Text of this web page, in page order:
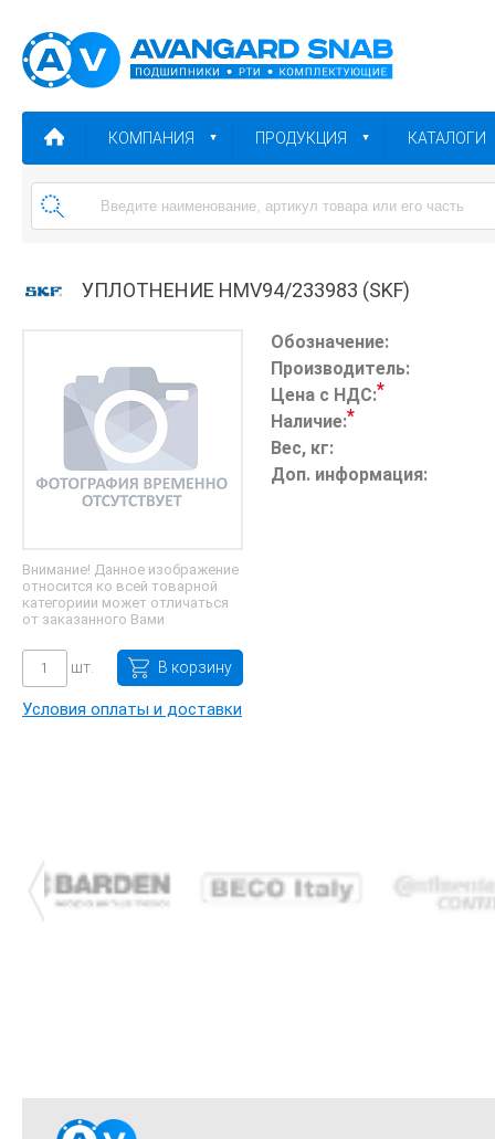
КОМПАНИЯ ПРОДУКЦИЯ КАТАЛОГИ
УПЛОТНЕНИЕ HMV94/233983 (SKF)
Внимание! Данное изображение
относится ко всей товарной
категориии может отличаться
от заказанного Вами
шт. В корзину
Условия оплаты и доставки
Обозначение:
Производитель:
Цена с НДС:*
Наличие:*
Вес, кг:
Доп. информация: